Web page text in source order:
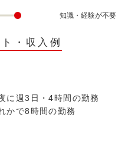
知識・経験が不要
・収入例
に週3日・4時間の勤務
かで8時間の勤務